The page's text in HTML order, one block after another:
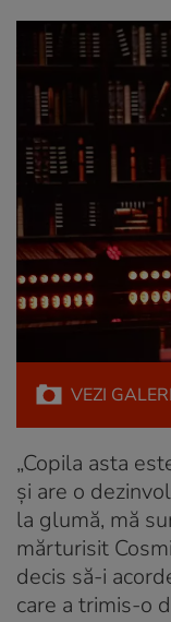
VEZI
„Copila asta
și are o
la glumă, mă
mărturisit
decis să-i
care a trimis-o